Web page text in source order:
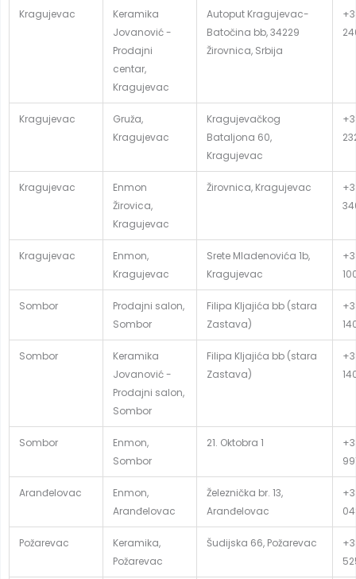
Kragujevac
Keramika
Jovanović -
Prodajni
centar,
Kragujevac
Autoput Kragujevac-
Batočina bb, 34229
Žirovnica, Srbija
Kragujevac
Gruža,
Kragujevac
Kragujevačkog
Bataljona 60,
Kragujevac
Kragujevac
Enmon
Žirovica,
Kragujevac
Žirovnica, Kragujevac
Kragujevac
Enmon,
Kragujevac
Srete Mladenovića 1b,
Kragujevac
Sombor
Prodajni salon,
Sombor
Filipa Kljajića bb (stara
Zastava)
Sombor
Keramika
Jovanović -
Prodajni salon,
Sombor
Filipa Kljajića bb (stara
Zastava)
Sombor
Enmon,
Sombor
21. Oktobra 1
Aranđelovac
Enmon,
Aranđelovac
Železnička br. 13,
Aranđelovac
Požarevac
Keramika,
Požarevac
Šudijska 66, Požarevac